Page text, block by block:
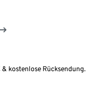
kostenlose Rücksendung.